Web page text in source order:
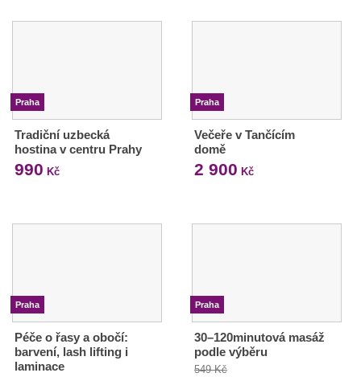
Praha
Tradiční uzbecká
hostina v centru Prahy
990 Kč
Praha
Večeře v Tančícím
domě
2 900 Kč
Praha
Péče o řasy a obočí:
barvení, lash lifting i
laminace
Praha
30–120minutová masáž
podle výběru
549 Kč